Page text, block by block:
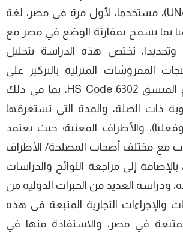
التجارة (UN/CEFACT)، مستخدما، لأول مرة في مصر، لغة
بما يسمح بمقارنة الوضع في مصر مع
وتحديدا، تختص هذه الدراسة بتحليل
المفروشات المنزلية بالتركيز على
منتجات رمز النظام المنسق HS Code 6302، بما في ذلك
ذات الصلة، والمدة التي تستغرقها
والأطراف المعنية؛ حيث يعتمد
مع مختلف أصحاب المصلحة/ الأطراف
إلى مراجعة اللوائح والدراسات
ودراسة العديد من الخبرات الدولية من
والإجراءات التجارية المتبعة في هذه
في مصر، والاستفادة منها في